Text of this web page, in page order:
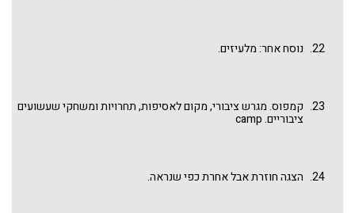
נוסח אחר: מלעיזים.
קמפוס. מגרש ציבורי, מקום לאסיפות, תחרויות ומשחקי שעשועים
ציבוריים. camp
הצגה חוזרת אבל אחרת כפי שנראה.